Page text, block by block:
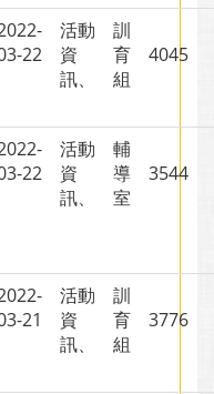
22
活動
資
訊、
訓
育
組
4045
22
活動
資
訊、
輔
導
室
3544
21
活動
資
訊、
訓
育
組
3776